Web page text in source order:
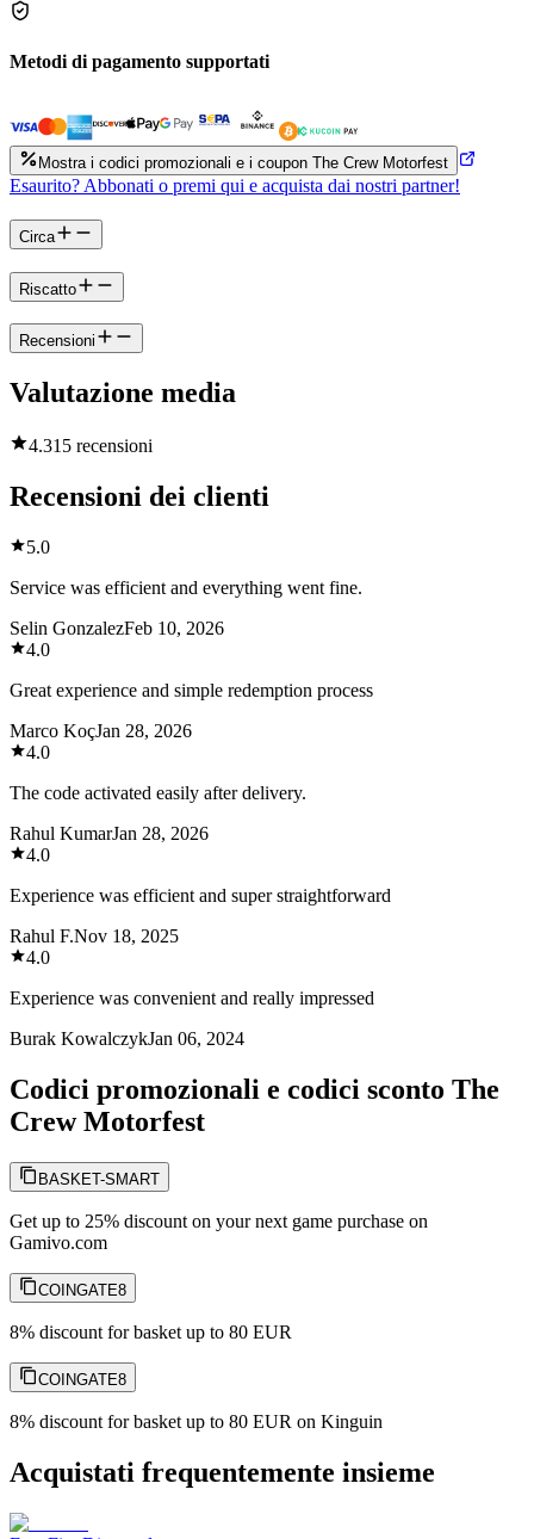
Metodi di pagamento supportati
Mostra i codici promozionali e i coupon The Crew Motorfest
Esaurito? Abbonati o premi qui e acquista dai nostri partner!
Circa
Riscatto
Recensioni
Valutazione media
4.315 recensioni
Recensioni dei clienti
5.0
Service was efficient and everything went fine.
Selin GonzalezFeb 10, 2026
4.0
Great experience and simple redemption process
Marco KoçJan 28, 2026
4.0
The code activated easily after delivery.
Rahul KumarJan 28, 2026
4.0
Experience was efficient and super straightforward
Rahul F.Nov 18, 2025
4.0
Experience was convenient and really impressed
Burak KowalczykJan 06, 2024
Codici promozionali e codici sconto The
Crew Motorfest
BASKET-SMART
Get up to 25% discount on your next game purchase on
Gamivo.com
COINGATE8
8% discount for basket up to 80 EUR
COINGATE8
8% discount for basket up to 80 EUR on Kinguin
Acquistati frequentemente insieme